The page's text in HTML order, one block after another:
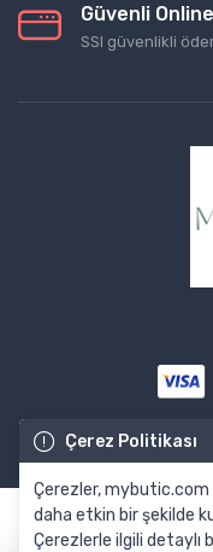
Çerez Politikası
Çerezler,
daha etkin bir şekilde
Çerezlerle ilgili detaylı
Güvenli
SSl güvenlikli
© Tüm Hakları